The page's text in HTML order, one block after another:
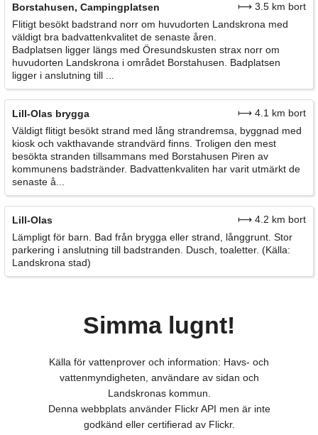
Borstahusen, Campingplatsen
⟼ 3.5 km bort
Flitigt besökt badstrand norr om huvudorten Landskrona med
väldigt bra badvattenkvalitet de senaste åren.
Badplatsen ligger längs med Öresundskusten strax norr om
huvudorten Landskrona i området Borstahusen. Badplatsen
ligger i anslutning till ...
Lill-Olas brygga
⟼ 4.1 km bort
Väldigt flitigt besökt strand med lång strandremsa, byggnad med
kiosk och vakthavande strandvärd finns. Troligen den mest
besökta stranden tillsammans med Borstahusen Piren av
kommunens badstränder. Badvattenkvaliten har varit utmärkt de
senaste å...
Lill-Olas
⟼ 4.2 km bort
Lämpligt för barn. Bad från brygga eller strand, långgrunt. Stor
parkering i anslutning till badstranden. Dusch, toaletter. (Källa:
Landskrona stad)
Simma lugnt!
Källa för vattenprover och information: Havs- och
vattenmyndigheten, användare av sidan och
Landskronas kommun.
Denna webbplats använder Flickr API men är inte
godkänd eller certifierad av Flickr.